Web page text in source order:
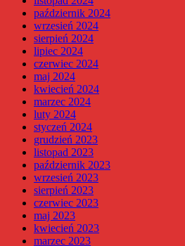
październik 2024
wrzesień 2024
sierpień 2024
lipiec 2024
czerwiec 2024
maj 2024
kwiecień 2024
marzec 2024
luty 2024
styczeń 2024
grudzień 2023
listopad 2023
październik 2023
wrzesień 2023
sierpień 2023
czerwiec 2023
maj 2023
kwiecień 2023
marzec 2023